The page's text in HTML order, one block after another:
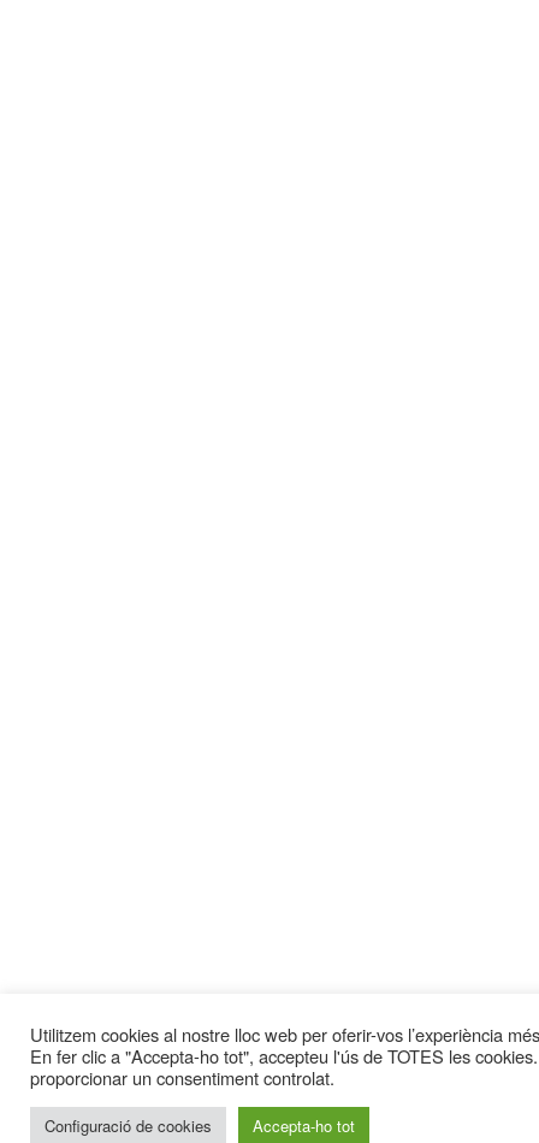
Utilitzem cookies al nostre lloc web per oferir-vos l’experiència
En fer clic a "Accepta-ho tot", accepteu l'ús de TOTES les
proporcionar un consentiment controlat.
Configuració de cookies Accepta-ho tot